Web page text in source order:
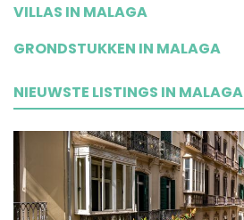
VILLAS IN MALAGA
GRONDSTUKKEN IN MALAGA
NIEUWSTE LISTINGS IN MALAGA